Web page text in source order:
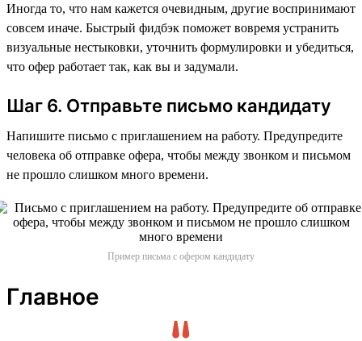
Иногда то, что нам кажется очевидным, другие воспринимают
совсем иначе. Быстрый фидбэк поможет вовремя устранить
визуальные нестыковки, уточнить формулировки и убедиться,
что офер работает так, как вы и задумали.
Шаг 6. Отправьте письмо кандидату
Напишите письмо с приглашением на работу. Предупредите
человека об отправке офера, чтобы между звонком и письмом
не прошло слишком много времени.
Пример письма с офером кандидату
Главное